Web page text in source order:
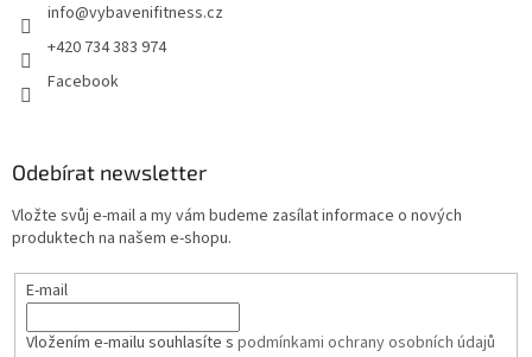
info@vybavenifitness.cz
+420 734 383 974
Facebook
Odebírat newsletter
Vložte svůj e-mail a my vám budeme zasílat informace o nových
produktech na našem e-shopu.
E-mail
Vložením e-mailu souhlasíte s podmínkami ochrany osobních údajů